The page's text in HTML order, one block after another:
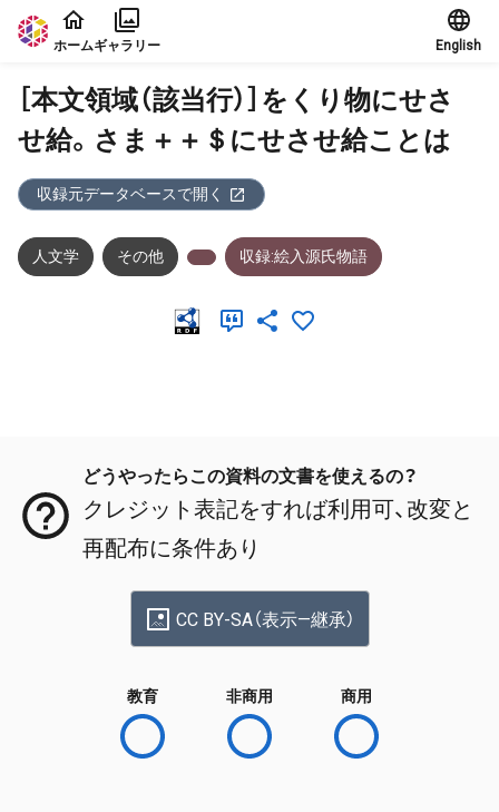
本文に飛ぶ
ホームギャラリー English
［本文領域（該当行）］をくり物にせさ
せ給。さま＋＋＄にせさせ給ことは
収録元データベースで開く
人文学 その他 収録:絵入源氏物語
どうやったらこの資料の文書を使えるの？
クレジット表記をすれば利用可、改変と
再配布に条件あり
CC BY-SA（表示—継承）
教育 非商用 商用